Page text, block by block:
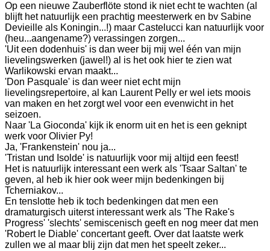
Op een nieuwe Zauberflöte stond ik niet echt te wachten (al
blijft het natuurlijk een prachtig meesterwerk en bv Sabine
Devieille als Koningin...!) maar Castelucci kan natuurlijk voor
(heu...aangename?) verassingen zorgen...
'Uit een dodenhuis' is dan weer bij mij wel één van mijn
lievelingswerken (jawel!) al is het ook hier te zien wat
Warlikowski ervan maakt...
'Don Pasquale' is dan weer niet echt mijn
lievelingsrepertoire, al kan Laurent Pelly er wel iets moois
van maken en het zorgt wel voor een evenwicht in het
seizoen.
Naar 'La Gioconda' kijk ik enorm uit en het is een geknipt
werk voor Olivier Py!
Ja, 'Frankenstein' nou ja...
'Tristan und Isolde' is natuurlijk voor mij altijd een feest!
Het is natuurlijk interessant een werk als 'Tsaar Saltan' te
geven, al heb ik hier ook weer mijn bedenkingen bij
Tcherniakov...
En tenslotte heb ik toch bedenkingen dat men een
dramaturgisch uiterst interessant werk als 'The Rake's
Progress' 'slechts' semiscenisch geeft en nog meer dat men
'Robert le Diable' concertant geeft. Over dat laatste werk
zullen we al maar blij zijn dat men het speelt zeker...